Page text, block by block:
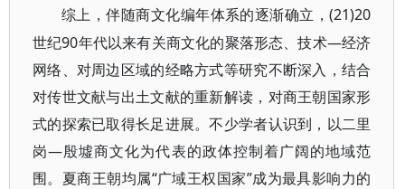
综上，伴随商文化编年体系的逐渐确立，(21)20
世纪90年代以来有关商文化的聚落形态、技术—经济
网络、对周边区域的经略方式等研究不断深入，结合
对传世文献与出土文献的重新解读，对商王朝国家形
式的探索已取得长足进展。不少学者认识到，以二里
岗—殷墟商文化为代表的政体控制着广阔的地域范
围。夏商王朝均属“广域王权国家”成为最具影响力的